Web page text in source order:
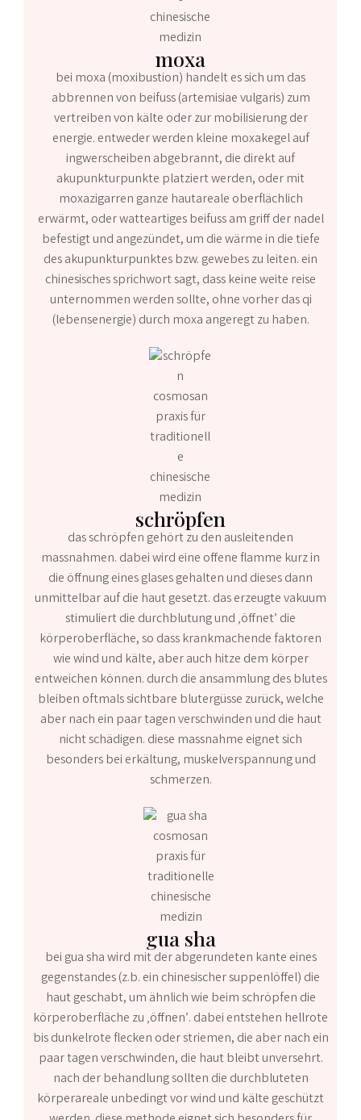
moxa
bei moxa (moxibustion) handelt es sich um das
abbrennen von beifuss (artemisiae vulgaris) zum
vertreiben von kälte oder zur mobilisierung der
energie. entweder werden kleine moxakegel auf
ingwerscheiben abgebrannt, die direkt auf
akupunkturpunkte platziert werden, oder mit
moxazigarren ganze hautareale oberflächlich
erwärmt, oder watteartiges beifuss am griff der nadel
befestigt und angezündet, um die wärme in die tiefe
des akupunkturpunktes bzw. gewebes zu leiten. ein
chinesisches sprichwort sagt, dass keine weite reise
unternommen werden sollte, ohne vorher das qi
(lebensenergie) durch moxa angeregt zu haben.
schröpfen
das schröpfen gehört zu den ausleitenden
massnahmen. dabei wird eine offene flamme kurz in
die öffnung eines glases gehalten und dieses dann
unmittelbar auf die haut gesetzt. das erzeugte vakuum
stimuliert die durchblutung und ‚öffnet’ die
körperoberfläche, so dass krankmachende faktoren
wie wind und kälte, aber auch hitze dem körper
entweichen können. durch die ansammlung des blutes
bleiben oftmals sichtbare blutergüsse zurück, welche
aber nach ein paar tagen verschwinden und die haut
nicht schädigen. diese massnahme eignet sich
besonders bei erkältung, muskelverspannung und
schmerzen.
gua sha
bei gua sha wird mit der abgerundeten kante eines
gegenstandes (z.b. ein chinesischer suppenlöffel) die
haut geschabt, um ähnlich wie beim schröpfen die
körperoberfläche zu ‚öffnen’. dabei entstehen hellrote
bis dunkelrote flecken oder striemen, die aber nach ein
paar tagen verschwinden, die haut bleibt unversehrt.
nach der behandlung sollten die durchbluteten
körperareale unbedingt vor wind und kälte geschützt